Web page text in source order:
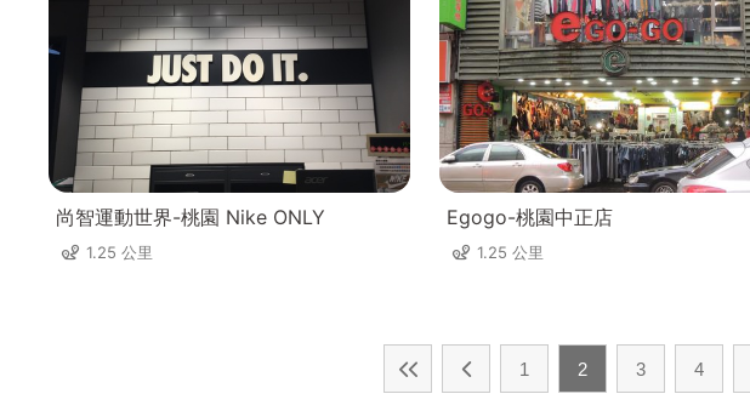
尚智運動世界-桃園 Nike ONLY
1.25 公里
Egogo-桃園中正店
1.25 公里
1 2 3 4